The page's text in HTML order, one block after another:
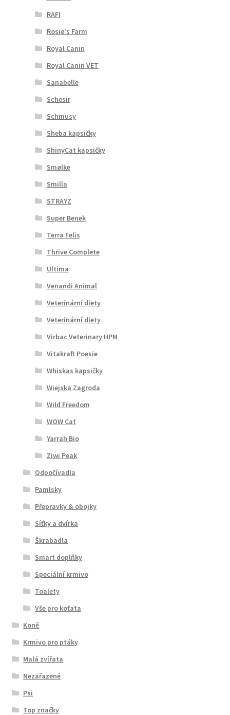
RAFI
Rosie's Farm
Royal Canin
Royal Canin VET
Sanabelle
Schesir
Schmusy
Sheba kapsičky
ShinyCat kapsičky
Smølke
Smilla
STRAYZ
Super Benek
Terra Felis
Thrive Complete
Ultima
Venandi Animal
Veterinární diety
Veterinární diety
Virbac Veterinary HPM
Vitakraft Poesie
Whiskas kapsičky
Wiejska Zagroda
Wild Freedom
WOW Cat
Yarrah Bio
Ziwi Peak
Odpočívadla
Pamlsky
Přepravky & obojky
Síťky a dvírka
Škrabadla
Smart doplňky
Speciální krmivo
Toalety
Vše pro koťata
Koně
Krmivo pro ptáky
Malá zvířata
Nezařazené
Psi
Top značky